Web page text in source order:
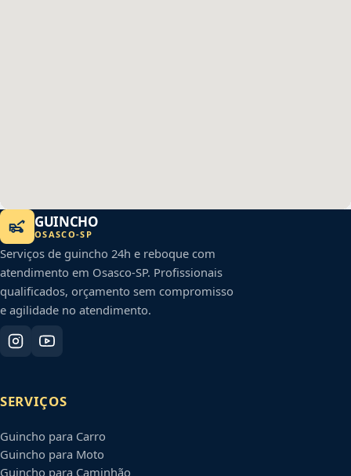
GUINCHO
OSASCO-SP
Serviços de guincho 24h e reboque com
atendimento em Osasco-SP. Profissionais
qualificados, orçamento sem compromisso
e agilidade no atendimento.
SERVIÇOS
Guincho para Carro
Guincho para Moto
Guincho para Caminhão